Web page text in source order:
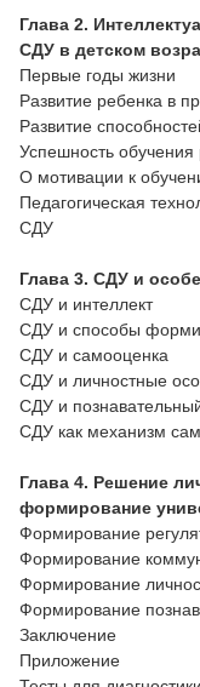
Глава 2.
СДУ в детском
Первые годы жизни
Развитие ребенка в
Развитие
Успешность
О мотивации к
Педагогическая
СДУ
Глава 3. СДУ и
СДУ и интеллект
СДУ и способы
СДУ и самооценка
СДУ и личностные
СДУ и
СДУ как механизм
Глава 4. Решение
формирование
Формирование
Формирование
Формирование
Формирование
Заключение
Приложение